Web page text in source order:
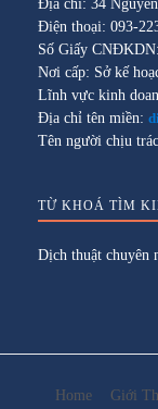
Địa chỉ: 34
Điện thoại: 093-
Số Giấy
Nơi cấp: Sở kế
Lĩnh vực kinh
Địa chỉ tên miền:
Tên người chịu
TỪ KHOÁ TÌM
Dịch thuật chuyên
Home Giới